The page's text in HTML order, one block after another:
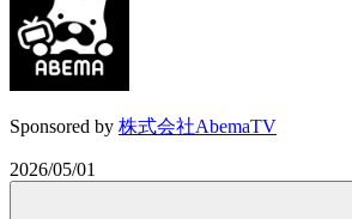
Sponsored by 株式会社AbemaTV
2026/05/01